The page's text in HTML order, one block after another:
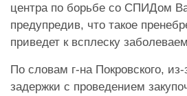
центра по борьбе со СПИДом
предупредив, что такое
приведет к всплеску
По словам г-на Покровского,
задержки с проведением